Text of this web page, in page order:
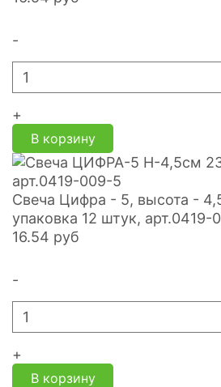
-
+
В корзину
Свеча Цифра - 5, высота -
упаковка 12 штук, арт.0419-
16.54 руб
-
+
В корзину